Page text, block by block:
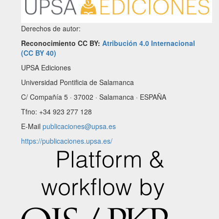
Derechos de autor:
Reconocimiento CC BY: Atribución 4.0 Internacional
(CC BY 40)
UPSA Ediciones
Universidad Pontificia de Salamanca
C/ Compañía 5 · 37002 · Salamanca · ESPAÑA
Tfno: +34 923 277 128
E-Mail publicaciones@upsa.es
https://publicaciones.upsa.es/